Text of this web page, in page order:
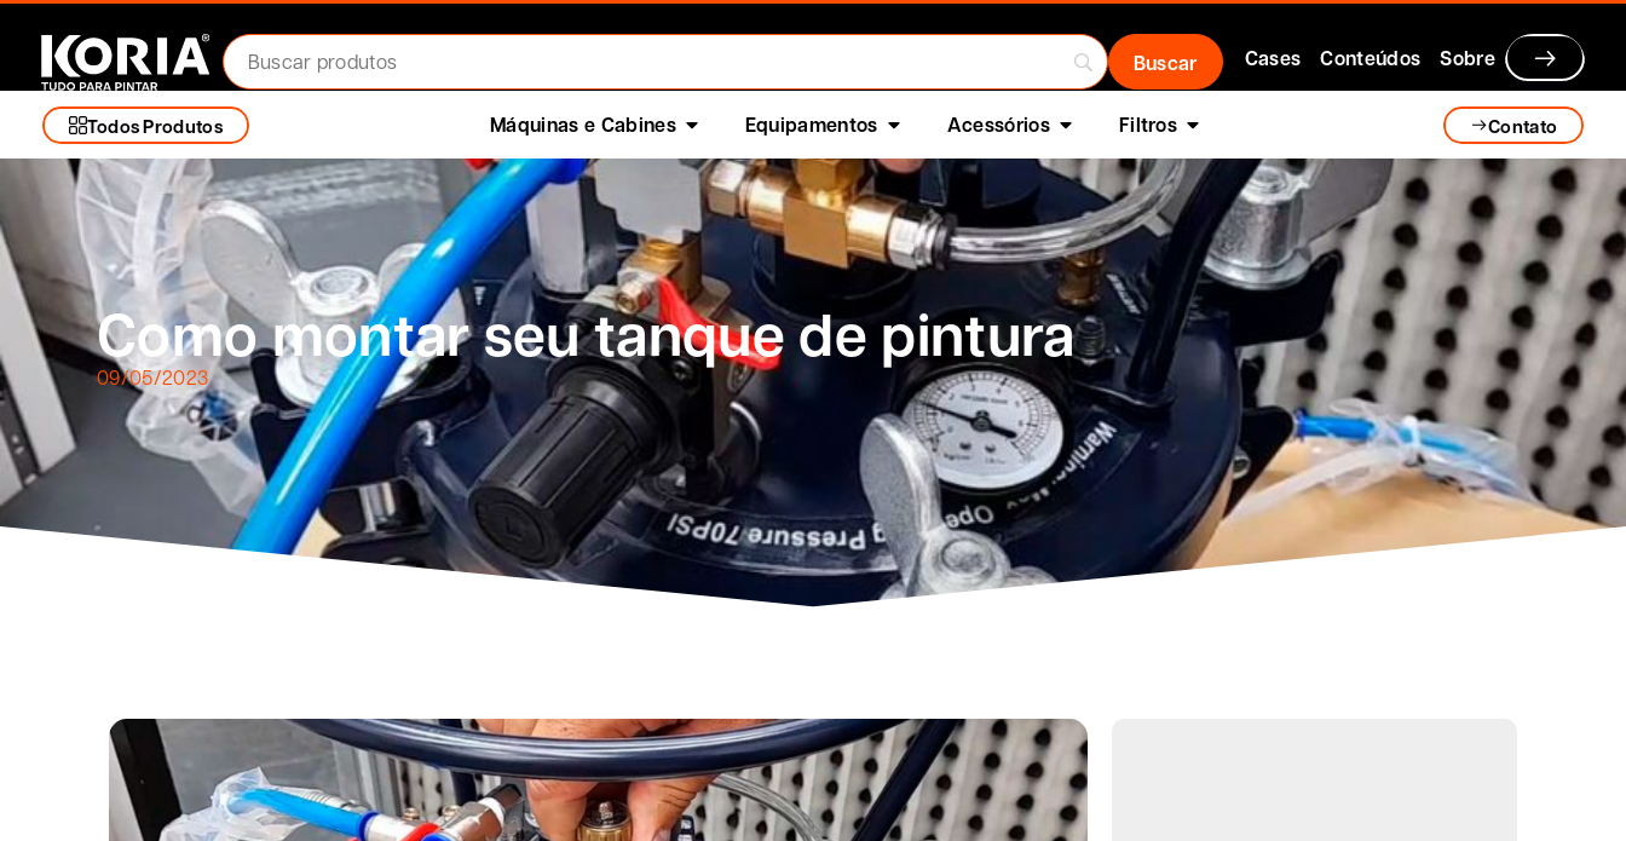
Cases Conteúdos Sobre
Todos Produtos Máquinas e Cabines Equipamentos Acessórios Filtros Contato
Como montar seu tanque de pintura
09/05/2023